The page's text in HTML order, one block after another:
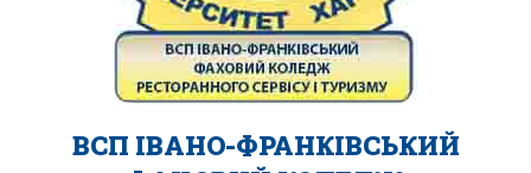
ВСП ІВАНО-ФРАНКІВСЬКИЙ